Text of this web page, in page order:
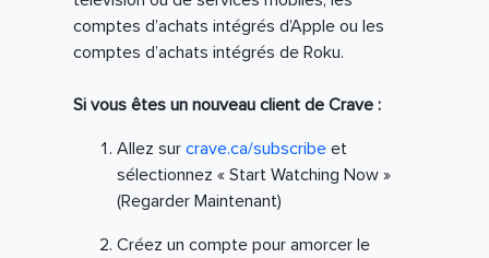
comptes d’achats intégrés d’Apple ou les
comptes d’achats intégrés de Roku.
Si vous êtes un nouveau client de Crave :
Allez surcrave.ca/subscribe et
sélectionnez « Start Watching Now »
(Regarder Maintenant)
Créez un compte pour amorcer le